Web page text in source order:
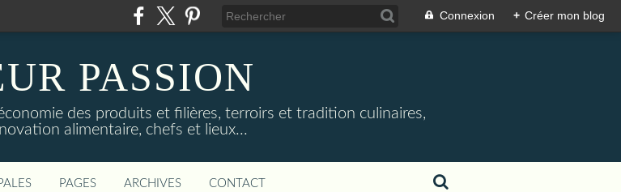
Connexion + Créer mon blog
PASSION
des produits et filières, terroirs et tradition culinaires,
alimentaire, chefs et lieux...
PAGES ARCHIVES CONTACT